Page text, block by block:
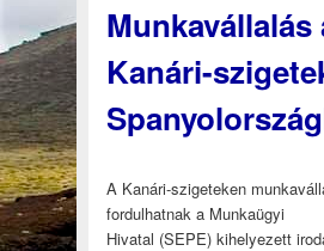
Munkavállalás
Kanári-
A Kanári-szigeteken
fordulhatnak a Munkaügyi
Hivatal (SEPE) kihelyezett